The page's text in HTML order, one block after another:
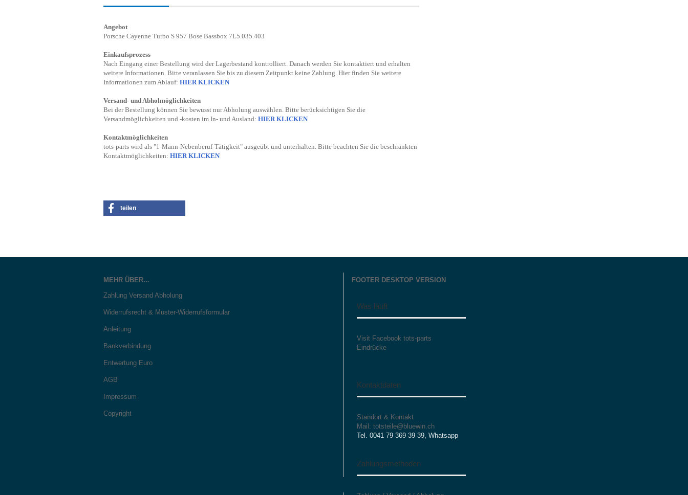
Angebot
Porsche Cayenne Turbo S 957 Bose Bassbox 7L5.035.403
Einkaufsprozess
Nach Eingang einer Bestellung wird der Lagerbestand kontrolliert. Danach werden Sie kontaktiert und erhalten
weitere Informationen. Bitte veranlassen Sie bis zu diesem Zeitpunkt keine Zahlung. Hier finden Sie weitere
Informationen zum Ablauf: HIER KLICKEN
Versand- und Abholmöglichkeiten
Bei der Bestellung können Sie bewusst nur Abholung auswählen. Bitte berücksichtigen Sie die
Versandmöglichkeiten und -kosten im In- und Ausland: HIER KLICKEN
Kontaktmöglichkeiten
tots-parts wird als "1-Mann-Nebenberuf-Tätigkeit" ausgeübt und unterhalten. Bitte beachten Sie die beschränkten
Kontaktmöglichkeiten: HIER KLICKEN
teilen
MEHR ÜBER...
Zahlung Versand Abholung
Widerrufsrecht & Muster-Widerrufsformular
Anleitung
Bankverbindung
Entwertung Euro
AGB
Impressum
Copyright
FOOTER DESKTOP VERSION
Was läuft
Visit Facebook tots-parts
Eindrücke
Kontaktdaten
Standort & Kontakt
Mail: totsteile@bluewin.ch
Tel. 0041 79 369 39 39, Whatsapp
Zahlungsmethoden